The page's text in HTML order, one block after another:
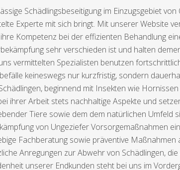
Schädlingsbeseitigung im Einzugsgebiet
Experte mit sich bringt. Mit unserer Website
Kompetenz bei der effizienten Behandlung
sehr verschieden ist und halten
vermittelten Spezialisten benutzen
keineswegs nur kurzfristig, sondern
beginnend mit Insekten wie
ihrer Arbeit stets nachhaltige Aspekte und
Tiere sowie dem dem natürlichen Umfeld
von Ungeziefer Vorsorgemaßnahmen
Fachberatung sowie präventive
Anregungen zur Abwehr von Schädlingen,
unserer Endkunden steht bei uns im